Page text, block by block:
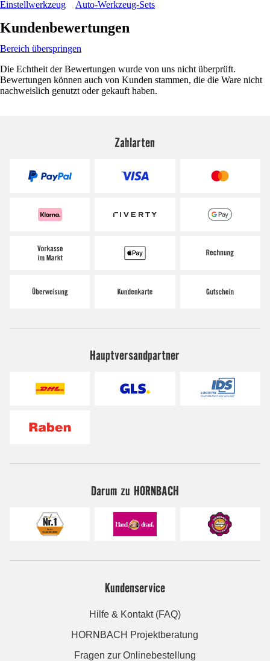
Einstellwerkzeug Auto-Werkzeug-Sets
Kundenbewertungen
Bereich überspringen
Die Echtheit der Bewertungen wurde von uns nicht überprüft.
Bewertungen können auch von Kunden stammen, die die Ware nicht
nachweislich genutzt oder gekauft haben.
Zahlarten
Hauptversandpartner
Darum zu HORNBACH
Kundenservice
Hilfe & Kontakt (FAQ)
HORNBACH Projektberatung
Fragen zur Onlinebestellung